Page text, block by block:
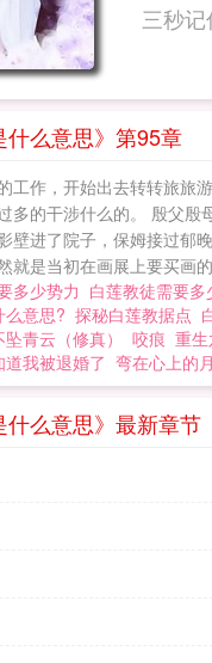
什么意思》第95章
工作，开始出去转转旅旅
多的干涉什么的。 殷父殷
壁进了院子，保姆接过郁
就是当初在画展上要买画
多少势力 白莲教徒需要多
么意思? 探秘白莲教据点
坠青云（修真） 咬痕 重
我被退婚了 弯在心上的
什么意思》最新章节